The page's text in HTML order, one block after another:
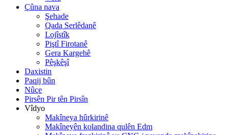
Çûna nava
Şehade
Qada Serlêdanê
Lojîstîk
Piştî Firotanê
Gera Kargehê
Pêşkêşî
Daxistin
Paqij bûn
Nûçe
Pirsên Pir tên Pirsîn
Vîdyo
Makîneya hûrkirinê
Makîneyên kolandina qulên Edm